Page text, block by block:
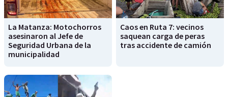
La Matanza: Motochorros
asesinaron al Jefe de
Seguridad Urbana de la
municipalidad
Caos en Ruta 7: vecinos
saquean carga de peras
tras accidente de camión